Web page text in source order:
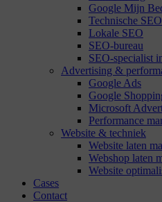
Google Mijn
Technische SEO
Lokale SEO
SEO-bureau
SEO-specialist
Advertising &
Google Ads
Google
Microsoft
Performance
Website & techniek
Website laten
Webshop laten
Website
Cases
Contact